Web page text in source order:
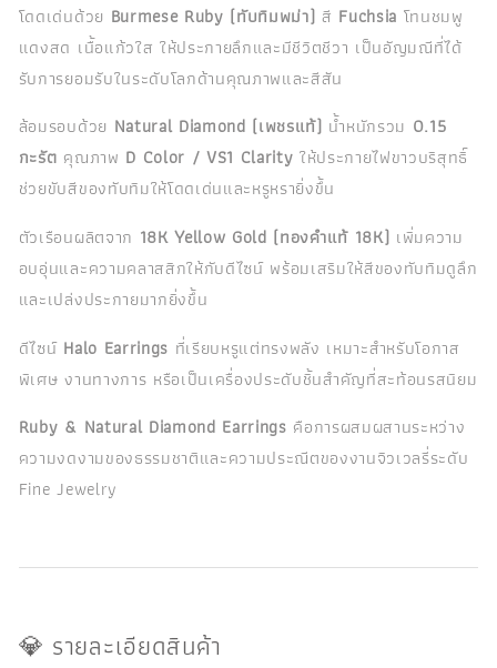
โดดเด่นด้วย Burmese Ruby (ทับทิมพม่า) สี Fuchsia โทนชมพู
แดงสด เนื้อแก้วใส ให้ประกายลึกและมีชีวิตชีวา เป็นอัญมณีที่ได้
รับการยอมรับในระดับโลกด้านคุณภาพและสีสัน
ล้อมรอบด้วย Natural Diamond (เพชรแท้) น้ำหนักรวม 0.15
กะรัต คุณภาพ D Color / VS1 Clarity ให้ประกายไฟขาวบริสุทธิ์
ช่วยขับสีของทับทิมให้โดดเด่นและหรูหรายิ่งขึ้น
ตัวเรือนผลิตจาก 18K Yellow Gold (ทองคำแท้ 18K) เพิ่มความ
อบอุ่นและความคลาสสิกให้กับดีไซน์ พร้อมเสริมให้สีของทับทิมดูลึก
และเปล่งประกายมากยิ่งขึ้น
ดีไซน์ Halo Earrings ที่เรียบหรูแต่ทรงพลัง เหมาะสำหรับโอกาส
พิเศษ งานทางการ หรือเป็นเครื่องประดับชิ้นสำคัญที่สะท้อนรสนิยม
Ruby & Natural Diamond Earrings คือการผสมผสานระหว่าง
ความงดงามของธรรมชาติและความประณีตของงานจิวเวลรี่ระดับ
Fine Jewelry
💎 รายละเอียดสินค้า